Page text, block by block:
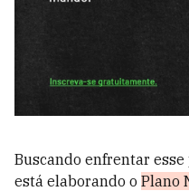
Buscando enfrentar
está elaborando o Plano